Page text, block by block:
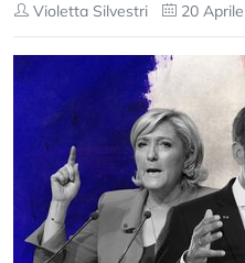
Violetta Silvestri 20